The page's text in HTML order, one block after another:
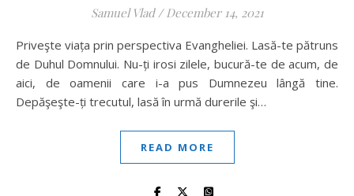
Samuel Vlad / December 14, 2021
Priveşte viața prin perspectiva Evangheliei. Lasă-te pătruns
de Duhul Domnului. Nu-ți irosi zilele, bucură-te de acum, de
aici, de oamenii care i-a pus Dumnezeu lângă tine.
Depăşeşte-ți trecutul, lasă în urmă durerile şi…
READ MORE